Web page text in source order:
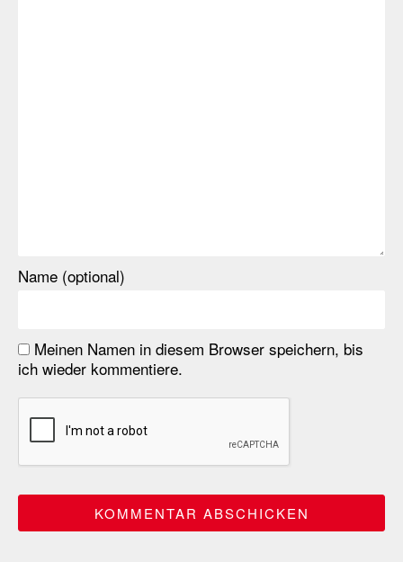
Name (optional)
Meinen Namen in diesem Browser speichern, bis
ich wieder kommentiere.